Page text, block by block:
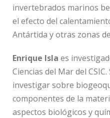
invertebrados marinos
el efecto del
Antártida y otras zonas
Enrique Isla es
Ciencias del Mar del
investigar sobre
componentes de la
aspectos biológicos y